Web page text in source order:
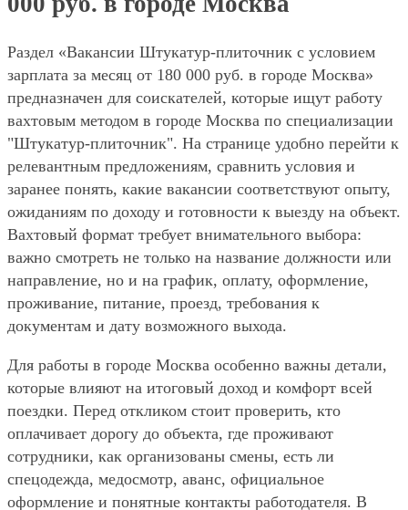
Раздел «Вакансии Штукатур-плиточник с условием
зарплата за месяц от 180 000 руб. в городе Москва»
предназначен для соискателей, которые ищут работу
вахтовым методом в городе Москва по специализации
"Штукатур-плиточник". На странице удобно перейти к
релевантным предложениям, сравнить условия и
заранее понять, какие вакансии соответствуют опыту,
ожиданиям по доходу и готовности к выезду на объект.
Вахтовый формат требует внимательного выбора:
важно смотреть не только на название должности или
направление, но и на график, оплату, оформление,
проживание, питание, проезд, требования к
документам и дату возможного выхода.
Для работы в городе Москва особенно важны детали,
которые влияют на итоговый доход и комфорт всей
поездки. Перед откликом стоит проверить, кто
оплачивает дорогу до объекта, где проживают
сотрудники, как организованы смены, есть ли
спецодежда, медосмотр, аванс, официальное
оформление и понятные контакты работодателя. В